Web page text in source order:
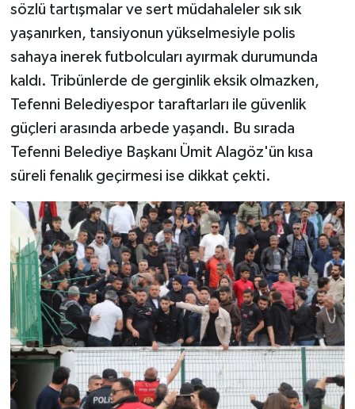
sözlü tartışmalar ve sert müdahaleler sık sık
yaşanırken, tansiyonun yükselmesiyle polis
sahaya inerek futbolcuları ayırmak durumunda
kaldı. Tribünlerde de gerginlik eksik olmazken,
Tefenni Belediyespor taraftarları ile güvenlik
güçleri arasında arbede yaşandı. Bu sırada
Tefenni Belediye Başkanı Ümit Alagöz'ün kısa
süreli fenalık geçirmesi ise dikkat çekti.